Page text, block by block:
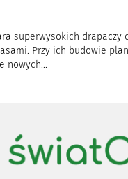
superwysokich drapaczy
Przy ich budowie
nowych...